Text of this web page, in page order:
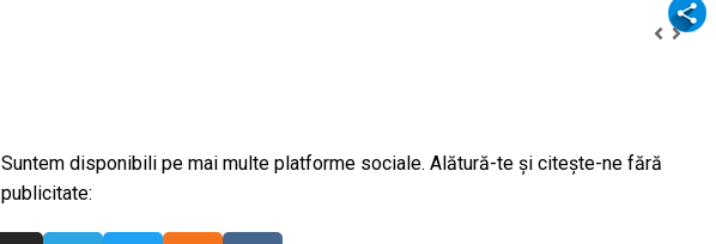
Suntem disponibili pe mai multe platforme sociale. Alătură-te și citește-ne fără
publicitate: